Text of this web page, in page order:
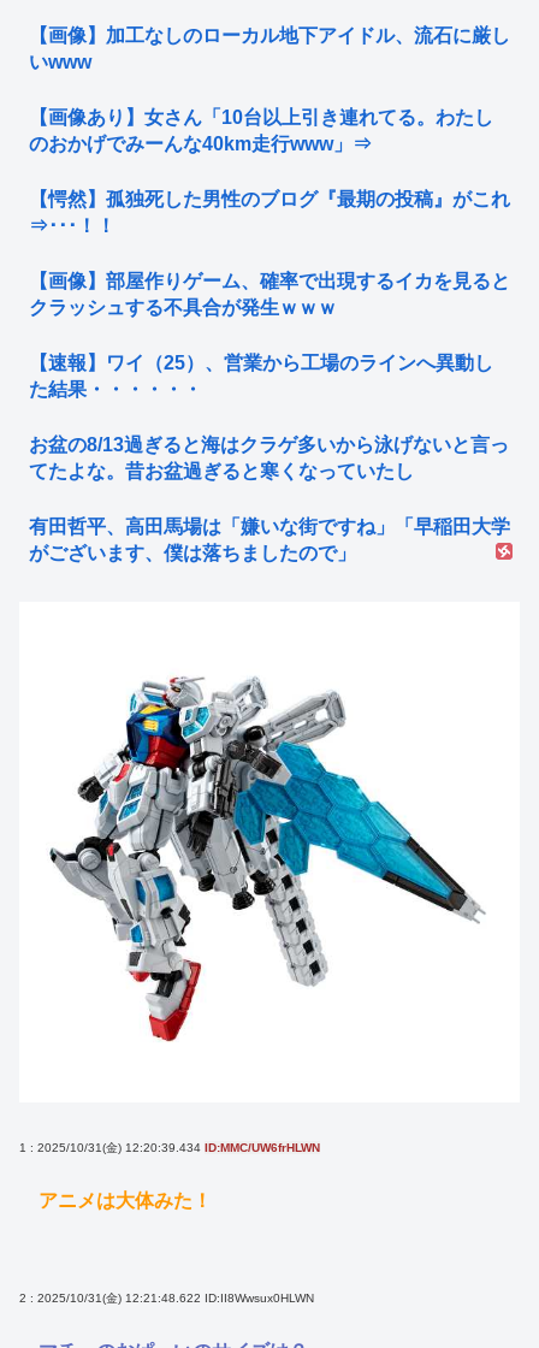
【画像】加工なしのローカル地下アイドル、流石に厳し
いwww
【画像あり】女さん「10台以上引き連れてる。わたし
のおかげでみーんな40km走行www」⇒
【愕然】孤独死した男性のブログ『最期の投稿』がこれ
⇒･･･！！
【画像】部屋作りゲーム、確率で出現するイカを見ると
クラッシュする不具合が発生ｗｗｗ
【速報】ワイ（25）、営業から工場のラインへ異動し
た結果・・・・・・
お盆の8/13過ぎると海はクラゲ多いから泳げないと言っ
てたよな。昔お盆過ぎると寒くなっていたし
有田哲平、高田馬場は「嫌いな街ですね」「早稲田大学
がございます、僕は落ちましたので」
1 : 2025/10/31(金) 12:20:39.434 ID:MMC/UW6frHLWN
アニメは大体みた！
2 : 2025/10/31(金) 12:21:48.622 ID:II8Wwsux0HLWN